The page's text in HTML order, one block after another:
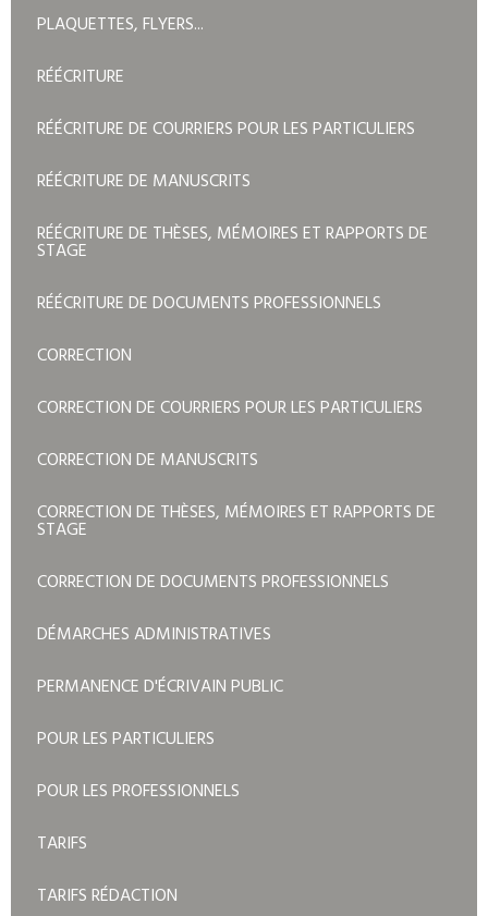
PLAQUETTES, FLYERS...
RÉÉCRITURE
RÉÉCRITURE DE COURRIERS POUR LES PARTICULIERS
RÉÉCRITURE DE MANUSCRITS
RÉÉCRITURE DE THÈSES, MÉMOIRES ET RAPPORTS DE
STAGE
RÉÉCRITURE DE DOCUMENTS PROFESSIONNELS
CORRECTION
CORRECTION DE COURRIERS POUR LES PARTICULIERS
CORRECTION DE MANUSCRITS
CORRECTION DE THÈSES, MÉMOIRES ET RAPPORTS DE
STAGE
CORRECTION DE DOCUMENTS PROFESSIONNELS
DÉMARCHES ADMINISTRATIVES
PERMANENCE D'ÉCRIVAIN PUBLIC
POUR LES PARTICULIERS
POUR LES PROFESSIONNELS
TARIFS
TARIFS RÉDACTION